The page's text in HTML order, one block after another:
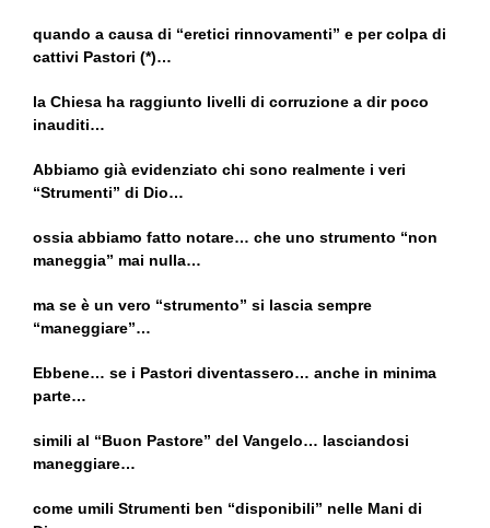
quando a causa di “eretici rinnovamenti” e per colpa di
cattivi Pastori (*)…
la Chiesa ha raggiunto livelli di corruzione a dir poco
inauditi…
Abbiamo già evidenziato chi sono realmente i veri
“Strumenti” di Dio…
ossia abbiamo fatto notare… che uno strumento “non
maneggia” mai nulla…
ma se è un vero “strumento” si lascia sempre
“maneggiare”…
Ebbene… se i Pastori diventassero… anche in minima
parte…
simili al “Buon Pastore” del Vangelo… lasciandosi
maneggiare…
come umili Strumenti ben “disponibili” nelle Mani di